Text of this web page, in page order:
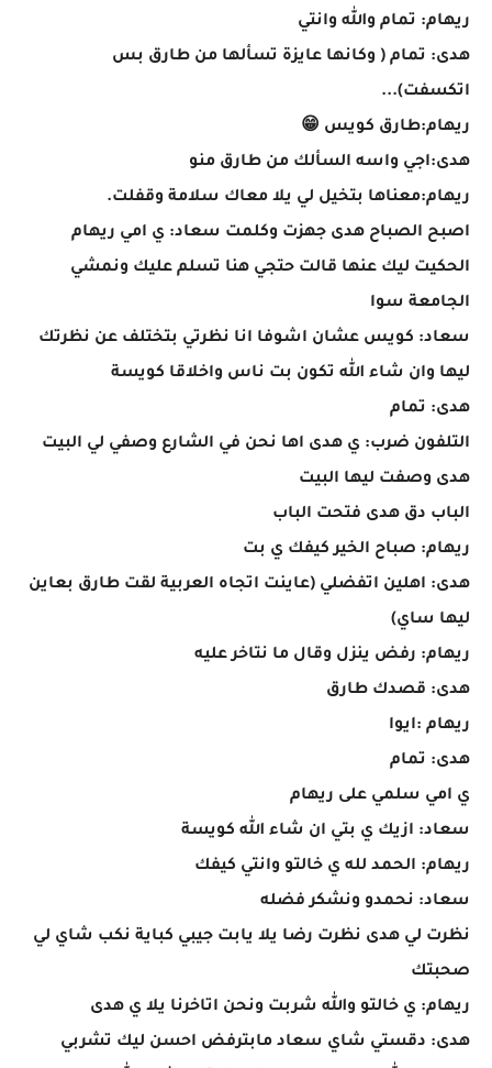
ريهام: تمام والله وانتي
هدى: تمام ( وكانها عايزة تسألها من طارق بس
اتكسفت)...
ريهام:طارق كويس 😁
هدى:اجي واسه السألك من طارق منو
ريهام:معناها بتخيل لي يلا معاك سلامة وقفلت.
اصبح الصباح هدى جهزت وكلمت سعاد: ي امي ريهام
الحكيت ليك عنها قالت حتجي هنا تسلم عليك ونمشي
الجامعة سوا
سعاد: كويس عشان اشوفا انا نظرتي بتختلف عن نظرتك
ليها وان شاء الله تكون بت ناس واخلاقا كويسة
هدى: تمام
التلفون ضرب: ي هدى اها نحن في الشارع وصفي لي البيت
هدى وصفت ليها البيت
الباب دق هدى فتحت الباب
ريهام: صباح الخير كيفك ي بت
هدى: اهلين اتفضلي (عاينت اتجاه العربية لقت طارق بعاين
ليها ساي)
ريهام: رفض ينزل وقال ما نتاخر عليه
هدى: قصدك طارق
ريهام :ايوا
هدى: تمام
ي امي سلمي على ريهام
سعاد: ازيك ي بتي ان شاء الله كويسة
ريهام: الحمد لله ي خالتو وانتي كيفك
سعاد: نحمدو ونشكر فضله
نظرت لي هدى نظرت رضا يلا يابت جيبي كباية نكب شاي لي
صحبتك
ريهام: ي خالتو والله شربت ونحن اتاخرنا يلا ي هدى
هدى: دقستي شاي سعاد مابترفض احسن ليك تشربي